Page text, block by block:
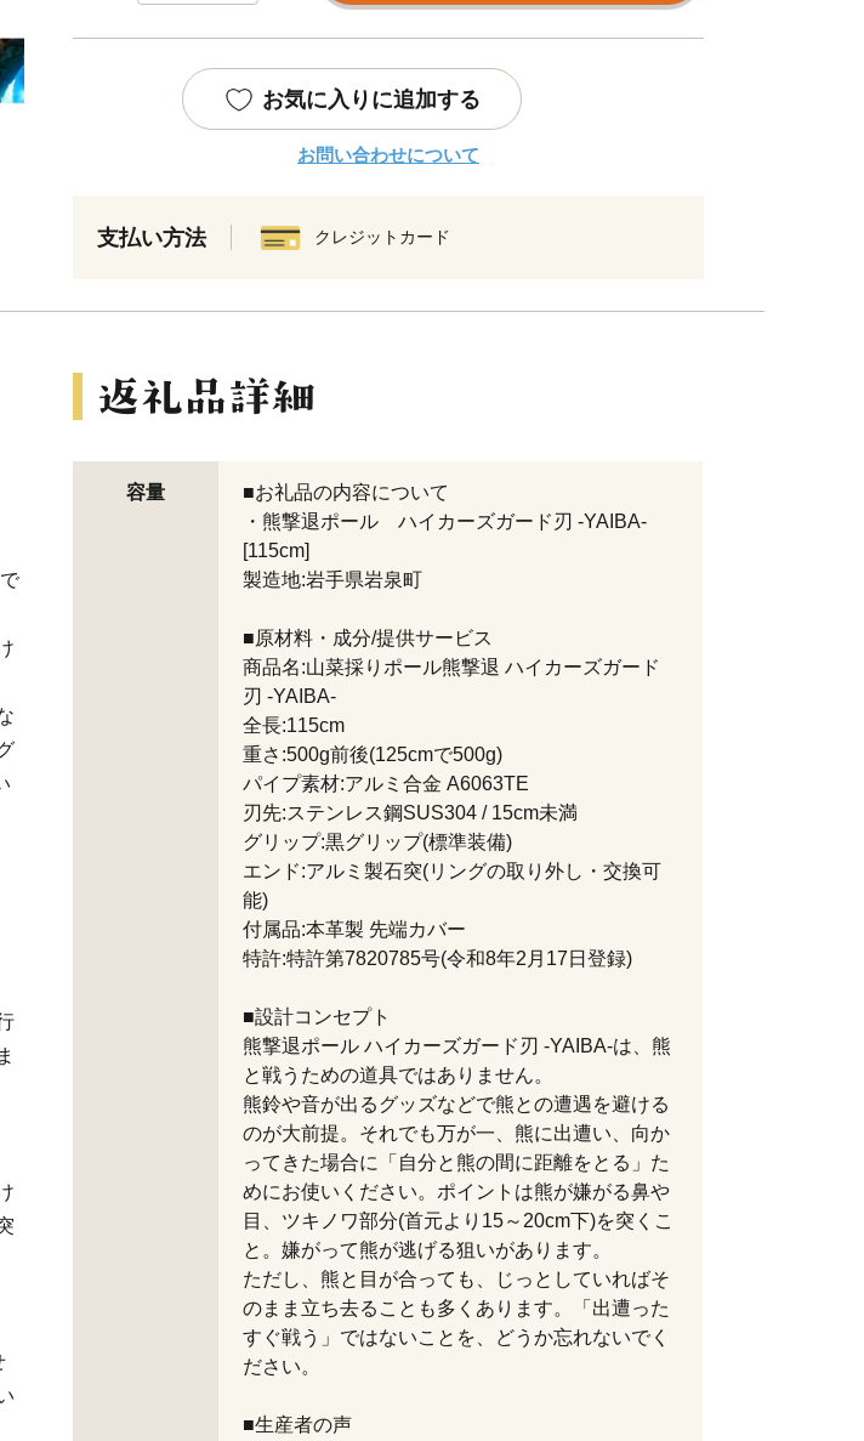
お気に入りに追加する
お問い合わせについて
支払い方法 クレジットカード
容量
■お礼品の内容について
・熊撃退ポール ハイカーズガード刃 -YAIBA-
[115cm]
製造地:岩手県岩泉町
■原材料・成分/提供サービス
商品名:山菜採りポール熊撃退 ハイカーズガード
刃 -YAIBA-
全長:115cm
重さ:500g前後(125cmで500g)
パイプ素材:アルミ合金 A6063TE
刃先:ステンレス鋼SUS304 / 15cm未満
グリップ:黒グリップ(標準装備)
エンド:アルミ製石突(リングの取り外し・交換可
能)
付属品:本革製 先端カバー
特許:特許第7820785号(令和8年2月17日登録)
■設計コンセプト
熊撃退ポール ハイカーズガード刃 -YAIBA-は、熊
と戦うための道具ではありません。
熊鈴や音が出るグッズなどで熊との遭遇を避ける
のが大前提。それでも万が一、熊に出遭い、向か
ってきた場合に「自分と熊の間に距離をとる」た
めにお使いください。ポイントは熊が嫌がる鼻や
目、ツキノワ部分(首元より15～20cm下)を突くこ
と。嫌がって熊が逃げる狙いがあります。
ただし、熊と目が合っても、じっとしていればそ
のまま立ち去ることも多くあります。「出遭った
すぐ戦う」ではないことを、どうか忘れないでく
ださい。
■生産者の声